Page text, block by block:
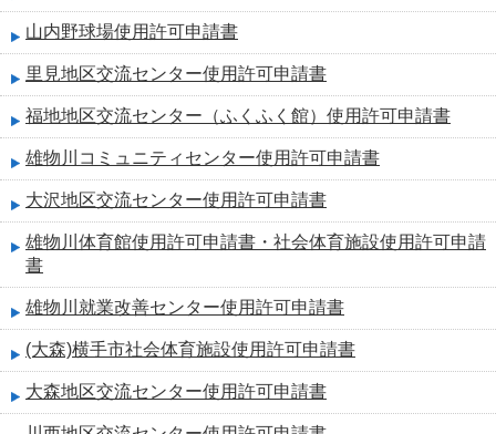
山内野球場使用許可申請書
里見地区交流センター使用許可申請書
福地地区交流センター（ふくふく館）使用許可申請書
雄物川コミュニティセンター使用許可申請書
大沢地区交流センター使用許可申請書
雄物川体育館使用許可申請書・社会体育施設使用許可申請
書
雄物川就業改善センター使用許可申請書
(大森)横手市社会体育施設使用許可申請書
大森地区交流センター使用許可申請書